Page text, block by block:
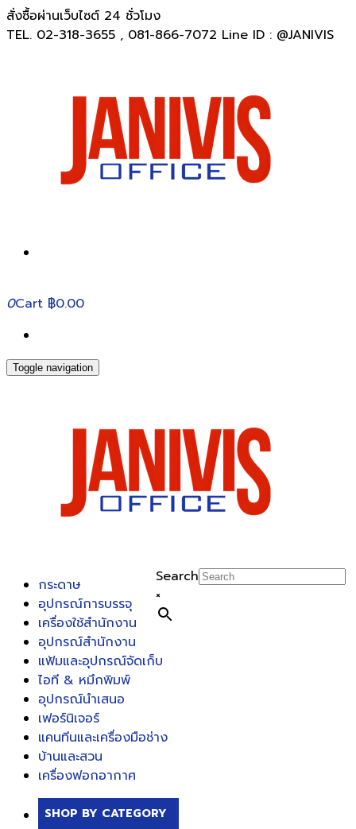
สั่งซื้อผ่านเว็บไซต์ 24 ชั่วโมง
TEL. 02-318-3655 , 081-866-7072 Line ID : @JANIVIS
0Cart ฿0.00
Toggle navigation
Search
×
กระดาษ
อุปกรณ์การบรรจุ
เครื่องใช้สำนักงาน
อุปกรณ์สำนักงาน
แฟ้มและอุปกรณ์จัดเก็บ
ไอที & หมึกพิมพ์
อุปกรณ์นำเสนอ
เฟอร์นิเจอร์
แคนทีนและเครื่องมือช่าง
บ้านและสวน
เครื่องฟอกอากาศ
SHOP BY CATEGORY